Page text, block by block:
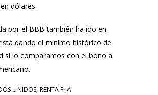
dólares.
por el BBB también ha ido en
dando el mínimo histórico de
si lo comparamos con el bono a
UNIDOS, RENTA FIJA